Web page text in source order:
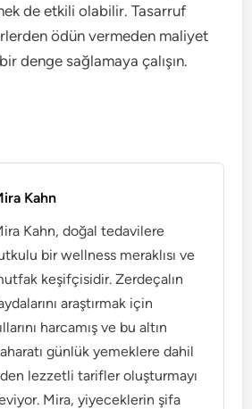
de etkili olabilir. Tasarruf
ödün vermeden maliyet
denge sağlamaya çalışın.
Kahn
Kahn, doğal tedavilere
bir wellness meraklısı ve
keşifçisidir. Zerdeçalın
araştırmak için
harcamış ve bu altın
günlük yemeklere dahil
lezzetli tarifler oluşturmayı
Mira, yiyeceklerin şifa